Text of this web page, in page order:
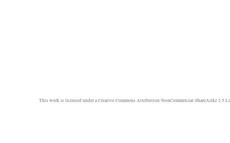
This work is licensed under aCreative Commons Attribution-NonCommercial-ShareAlike 2.5